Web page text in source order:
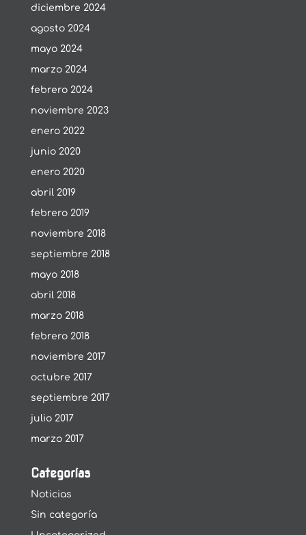
diciembre 2024
agosto 2024
mayo 2024
marzo 2024
febrero 2024
noviembre 2023
enero 2022
junio 2020
enero 2020
abril 2019
febrero 2019
noviembre 2018
septiembre 2018
mayo 2018
abril 2018
marzo 2018
febrero 2018
noviembre 2017
octubre 2017
septiembre 2017
julio 2017
marzo 2017
Categorías
Noticias
Sin categoría